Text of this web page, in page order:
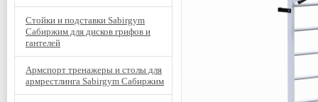
Стойки и подставки Sabirgym
Сабиржим для дисков грифов и
гантелей
Армспорт тренажеры и столы для
армрестлинга Sabirgym Сабиржим